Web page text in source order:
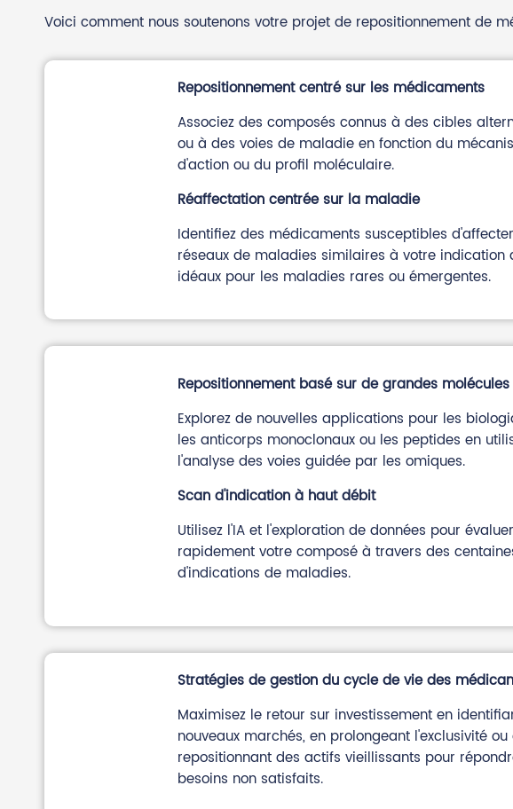
Voici comment nous soutenons votre projet de repositionnement de
Repositionnement centré sur les médicaments
Associez des composés connus à des cibles
ou à des voies de maladie en fonction du
d'action ou du profil moléculaire.
Réaffectation centrée sur la maladie
Identifiez des médicaments susceptibles
réseaux de maladies similaires à votre indication
idéaux pour les maladies rares ou émergentes.
Repositionnement basé sur de grandes molécules
Explorez de nouvelles applications pour les
les anticorps monoclonaux ou les peptides en
l'analyse des voies guidée par les omiques.
Scan d'indication à haut débit
Utilisez l'IA et l'exploration de données pour évaluer
rapidement votre composé à travers des
d'indications de maladies.
Stratégies de gestion du cycle de vie des
Maximisez le retour sur investissement en
nouveaux marchés, en prolongeant l'exclusivité ou
repositionnant des actifs vieillissants pour
besoins non satisfaits.